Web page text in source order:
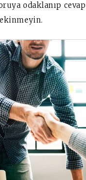
odaklanıp